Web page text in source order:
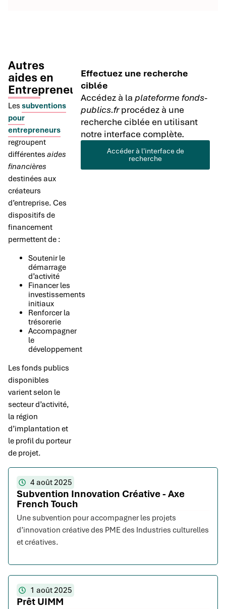
Autres
aides en
Entrepreneuriat
Les subventions
pour
entrepreneurs
regroupent
différentes aides
financières
destinées aux
créateurs
d’entreprise. Ces
dispositifs de
financement
permettent de :
Soutenir le
démarrage
d’activité
Financer les
investissements
initiaux
Renforcer la
trésorerie
Accompagner
le
développement
Les fonds publics
disponibles
varient selon le
secteur d’activité,
la région
d’implantation et
le profil du porteur
de projet.
Effectuez une recherche
ciblée
Accédez à laplateforme fonds-
publics.frprocédez à une
recherche ciblée en utilisant
notre interface complète.
Accéder à l'interface de
recherche
4 août 2025
Subvention Innovation Créative - Axe
French Touch
Une subvention pour accompagner les projets
d’innovation créative des PME des Industries culturelles
et créatives.
1 août 2025
Prêt UIMM